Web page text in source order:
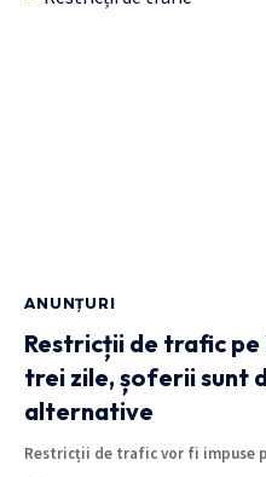
ANUNȚURI
Restricții de trafic pe
trei zile, șoferii sunt
alternative
Restricții de trafic vor fi impuse